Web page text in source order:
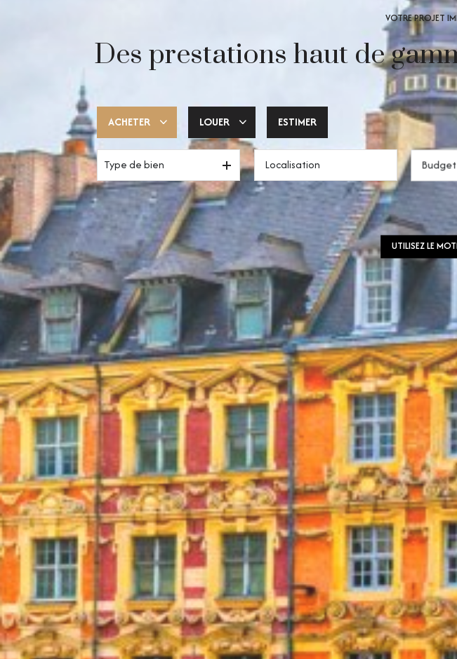
VOTRE PROJET
Des prestations haut de
ACHETER
Trouver ma pépite
LOUER
Votre espace pro
ESTIMER
Type de bien Budget
UTILISEZ LE